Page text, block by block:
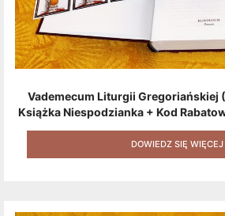
Vademecum Liturgii Gregoriańskiej
Książka Niespodzianka + Kod
+ Gratis (książka W Formacie
Produktów + KodDOWIEDZ SIĘ WIĘCEJ